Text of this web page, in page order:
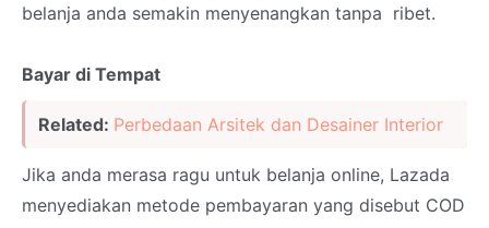
belanja anda semakin menyenangkan tanpa ribet.
Bayar di Tempat
Related: Perbedaan Arsitek dan Desainer Interior
Jika anda merasa ragu untuk belanja online, Lazada
menyediakan metode pembayaran yang disebut COD